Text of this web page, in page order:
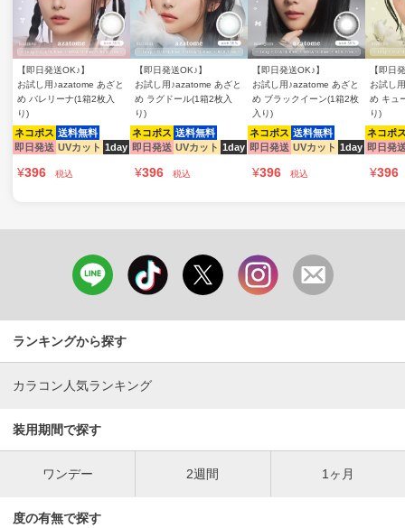
【即日発送OK♪】
お試し用♪azatome あざと
め バレリーナ(1箱2枚入
り)
ネコポス 送料無料
即日発送 UVカット 1day
¥396 税込
【即日発送OK♪】
お試し用♪azatome あざと
め ラグドール(1箱2枚入
り)
ネコポス 送料無料
即日発送 UVカット 1day
¥396 税込
【即日発送OK♪】
お試し用♪azatome あざと
め ブラックイーン(1箱2枚
入り)
ネコポス 送料無料
即日発送 UVカット 1day
¥396 税込
【即日
お試し
め キュ
り)
ネコポ
即日発
¥396
ランキングから探す
カラコン人気ランキング
装用期間で探す
ワンデー 2週間 1ヶ月
度の有無で探す